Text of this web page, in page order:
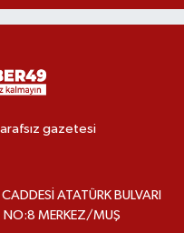
gazetesi
ATATÜRK BULVARI
NO:8 MERKEZ/MUŞ